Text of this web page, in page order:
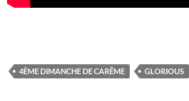
4ÈME DIMANCHE DE CARÊME GLORIOUS